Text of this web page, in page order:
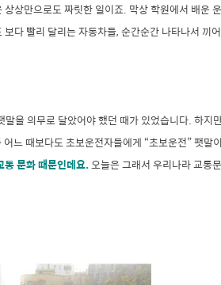
상만으로도 짜릿한 일이죠. 막상 학원에서 배운 운
다 빨리 달리는 자동차들, 순간순간 나타나서 끼
을 의무로 달았어야 했던 때가 있었습니다. 하지
느 때보다도 초보운전자들에게 “초보운전” 팻말이
통 문화 때문인데요.오늘은 그래서 우리나라 교통문